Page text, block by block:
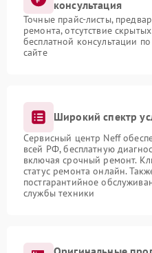
консультация
Точные прайс-листы,
ремонта, отсутствие
бесплатной консультации
сайте
Широкий спектр
Сервисный центр Neff
всей РФ, бесплатную
включая срочный ремонт.
статус ремонта онлайн.
постгарантийное
службы техники